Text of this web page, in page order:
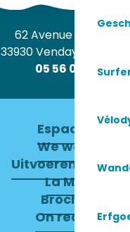
62 Avenue de l’Océan
33930 Vendays-
05 56 09 30 12
Espace pro
We werven
Uitvoerend
La Mairie
Brochures
On recrute !